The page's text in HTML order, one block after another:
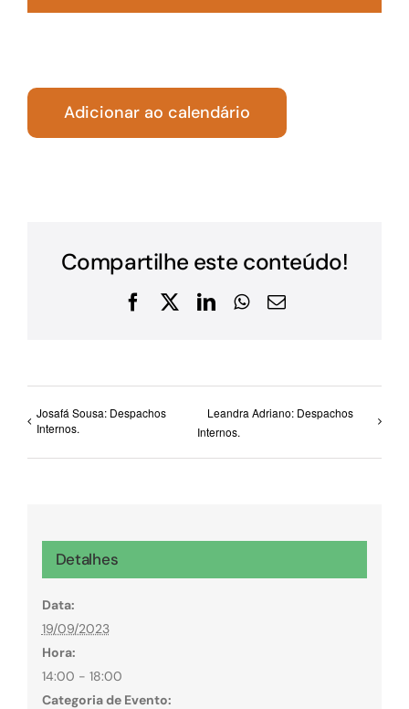
Adicionar ao calendário
Compartilhe este conteúdo!
Facebook
X LinkedInWhatsApp
E-
Josafá Sousa: Despachos
Internos.
Leandra Adriano: Despachos
Internos.
Detalhes
Data:
19/09/2023
Hora:
14:00 - 18:00
Categoria de Evento: